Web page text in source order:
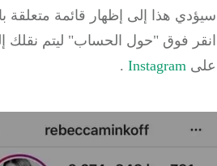
هذا إلى إظهار قائمة متعلقة
فوق "حول الحساب" ليتم نقلك إلى
Instagram
.